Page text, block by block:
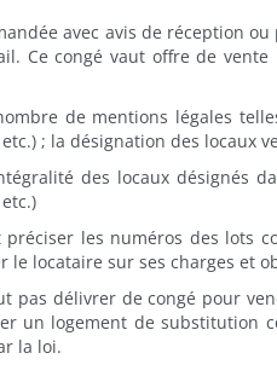
avec avis de réception
Ce congé vaut offre de
de mentions légales
; la désignation des locaux
des locaux désignés
les numéros des lots
le locataire sur ses charges et
pas délivrer de congé pour
un logement de substitution
la loi.